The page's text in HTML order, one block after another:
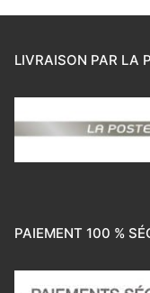
LIVRAISON PAR LA
PAIEMENT 100 %